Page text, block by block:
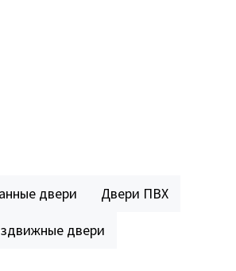
двери
Двери ПВХ
двери